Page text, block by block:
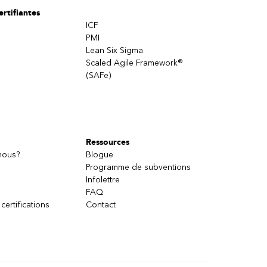
ICF
PMI
Lean Six Sigma
Scaled Agile Framework®
(SAFe)
Ressources
Blogue
Programme de subventions
Infolettre
FAQ
Contact